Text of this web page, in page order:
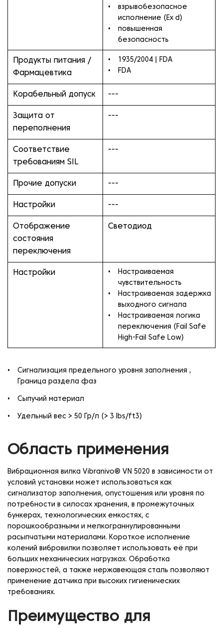
взрывобезопасное
исполнение (Ex d)
повышенная
безопасность
Продукты питания /
Фармацевтика
1935/2004 | FDA
FDA
Корабельный допуск ---
Защита от
переполнения
---
Соответствие
требованиям SIL
---
Прочие допуски ---
Настройки ---
Отображение
состояния
переключения
Светодиод
Настройки
Настраиваемая
чувствительность
Настраиваемая задержка
выходного сигнала
Настраиваемая логика
переключения (Fail Safe
High-Fail Safe Low)
Сигнализация предельного уровня заполнения ,
Граница раздела фаз
Сыпучий материал
Удельный вес > 50 Гр/л (> 3 lbs/ft3)
Область применения
Вибрационная вилка Vibranivo® VN 5020 в зависимости от
условий установки может использоваться как
сигнализатор заполнения, опустошения или уровня по
потребности в силосах хранения, в промежуточных
бункерах, технологических емкостях, с
порошкообразными и мелкограннулированными
расыпчатыми материалами. Короткое исполнение
колений вибровилки позволяет использовать её при
больших механических нагрузках. Обработка
поверхностей, а также нержавеющая сталь позволяют
применение датчика при высоких гигиенических
требованиях.
Преимущество для